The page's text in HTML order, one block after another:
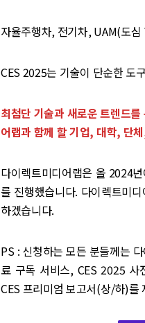
자율주행차, 전기차, UAM(도
CES 2025는 기술이 단순한 도
최첨단 기술과 새로운 트렌드
어랩과 함께 할 기업, 대학, 단
다이렉트미디어랩은 올 2024
를 진행했습니다. 다이렉트미
하겠습니다.
PS : 신청하는 모든 분들께는
료 구독 서비스, CES 2025
CES 프리미엄 보고서(상/하)를